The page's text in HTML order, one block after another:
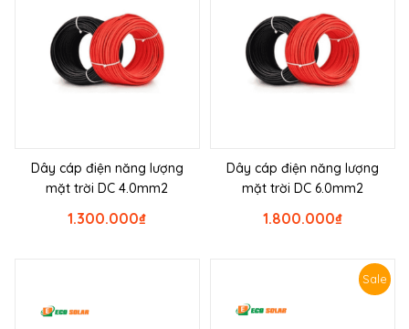
Dây cáp điện năng lượng
mặt trời DC 4.0mm2
₫
1.300.000
Dây cáp điện năng lượng
mặt trời DC 6.0mm2
₫
1.800.000
Sale